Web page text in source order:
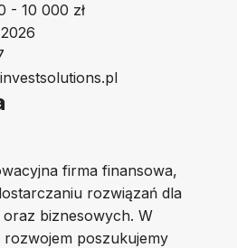
- 10 000 zł
firma finansowa,
rozwiązań dla
biznesowych. W
poszukujemy